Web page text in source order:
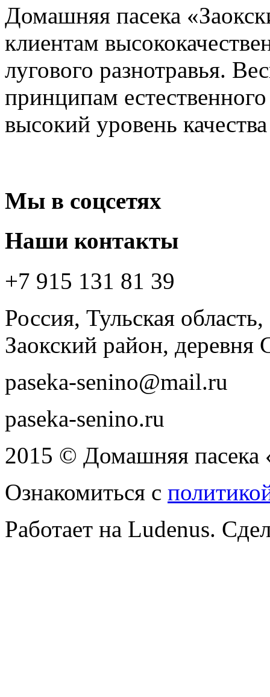
Домашняя пасека
клиентам
лугового разнотравья.
принципам
высокий уровень
Мы в соцсетях
Наши контакты
+7 915 131 81 39
Россия, Тульская область,
Заокский район, деревня
paseka-senino@mail.ru
paseka-senino.ru
2015 © Домашняя пасека
Ознакомиться с
Работает на Ludenus.